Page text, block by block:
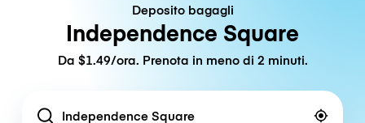
Deposito bagagli
Independence Square
Da $1.49/ora. Prenota in meno di 2 minuti.
Location